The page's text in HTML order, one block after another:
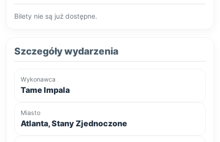
Bilety nie są już dostępne.
Szczegóły wydarzenia
Wykonawca
Tame Impala
Miasto
Atlanta, Stany Zjednoczone